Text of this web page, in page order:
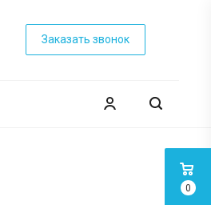
Заказать звонок
0